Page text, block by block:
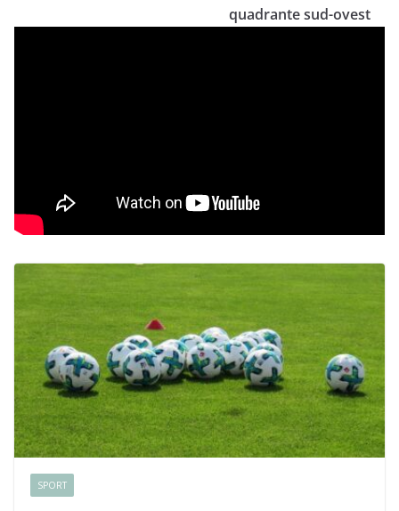
quadrante sud-ovest
SPORT